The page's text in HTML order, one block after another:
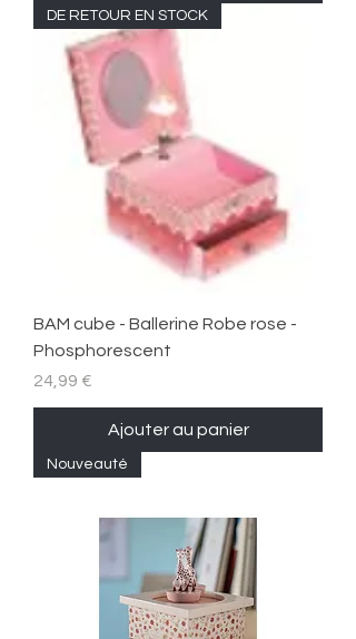
DE RETOUR EN STOCK
BAM cube - Ballerine Robe rose -
Phosphorescent
Prix
24,99 €
Ajouter au panier
Nouveauté